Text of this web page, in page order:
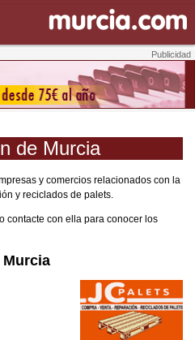
de Murcia
y comercios relacionados con la
y reciclados de palets.
contacte con ella para conocer los
Murcia